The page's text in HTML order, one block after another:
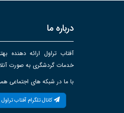
درباره ما
آفتاب تراول ارائه دهنده
خدمات گردشگری به صورت
با ما در شبکه های اجتماعی
کانال تلگرام آفتاب تراول